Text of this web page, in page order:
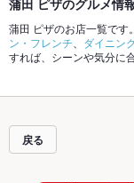
蒲田 ピザのグルメ情
蒲田 ピザのお店一覧です
ン・フレンチ
ダイニン
すれば、シーンや気分に
てください。ホットペ
りメニューからあげ、お
るお店も拡大中です。友
ーティーにもお得に便
戻る